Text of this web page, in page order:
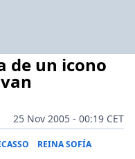
de un icono
25 Nov 2005 - 00:19 CET
REINA SOFÍA